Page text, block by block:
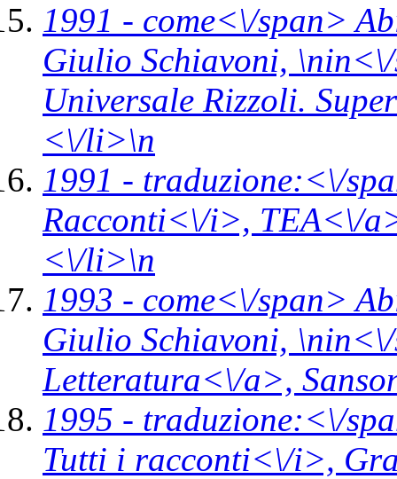
1991 - come<\/span>
Giulio Schiavoni, \n
Universale Rizzoli.
<\/li>\n
1991 - traduzione:<\/
Racconti<\/i>, TEA<\/
<\/li>\n
1993 - come<\/span>
Giulio Schiavoni, \n
Letteratura<\/a>,
1995 - traduzione:<\/
Tutti i racconti<\/i>,